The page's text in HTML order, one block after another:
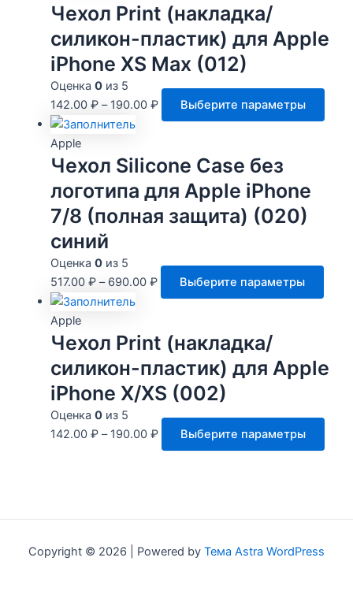
Чехол Print (накладка/
силикон-пластик) для Apple
iPhone XS Max (012)
Оценка 0из 5
142.00 ₽–190.00 ₽ Выберите параметры
Apple
Чехол Silicone Case без
логотипа для Apple iPhone
7/8 (полная защита) (020)
синий
Оценка 0из 5
517.00 ₽– 690.00 ₽ Выберите параметры
Apple
Чехол Print (накладка/
силикон-пластик) для Apple
iPhone X/XS (002)
Оценка 0из 5
142.00 ₽– 190.00 ₽ Выберите параметры
Copyright © 2026 | Powered by Тема Astra WordPress